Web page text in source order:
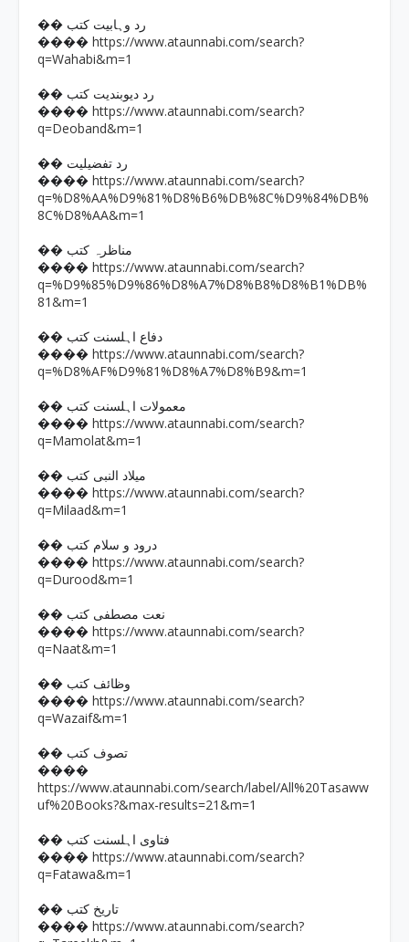
�� رد وہابیت کتب
���� https://www.ataunnabi.com/search?
q=Wahabi&m=1
�� رد دیوبندیت کتب
���� https://www.ataunnabi.com/search?
q=Deoband&m=1
�� رد تفضیلیت
���� https://www.ataunnabi.com/search?
q=%D8%AA%D9%81%D8%B6%DB%8C%D9%84%DB%
8C%D8%AA&m=1
�� مناظرہ کتب
���� https://www.ataunnabi.com/search?
q=%D9%85%D9%86%D8%A7%D8%B8%D8%B1%DB%
81&m=1
�� دفاع اہلسنت کتب
���� https://www.ataunnabi.com/search?
q=%D8%AF%D9%81%D8%A7%D8%B9&m=1
�� معمولات اہلسنت کتب
���� https://www.ataunnabi.com/search?
q=Mamolat&m=1
�� میلاد النبی کتب
���� https://www.ataunnabi.com/search?
q=Milaad&m=1
�� درود و سلام کتب
���� https://www.ataunnabi.com/search?
q=Durood&m=1
�� نعت مصطفی کتب
���� https://www.ataunnabi.com/search?
q=Naat&m=1
�� وظائف کتب
���� https://www.ataunnabi.com/search?
q=Wazaif&m=1
�� تصوف کتب
����
https://www.ataunnabi.com/search/label/All%20Tasaww
uf%20Books?&max-results=21&m=1
�� فتاوی اہلسنت کتب
���� https://www.ataunnabi.com/search?
q=Fatawa&m=1
�� تاریخ کتب
���� https://www.ataunnabi.com/search?